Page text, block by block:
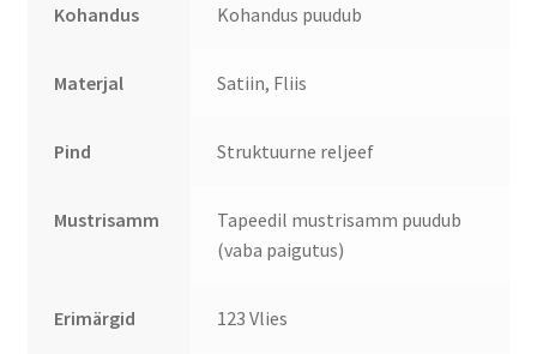
Kohandus Kohandus puudub
Materjal Satiin, Fliis
Pind Struktuurne reljeef
Mustrisamm
Tapeedil mustrisamm puudub
(vaba paigutus)
Erimärgid 123 Vlies